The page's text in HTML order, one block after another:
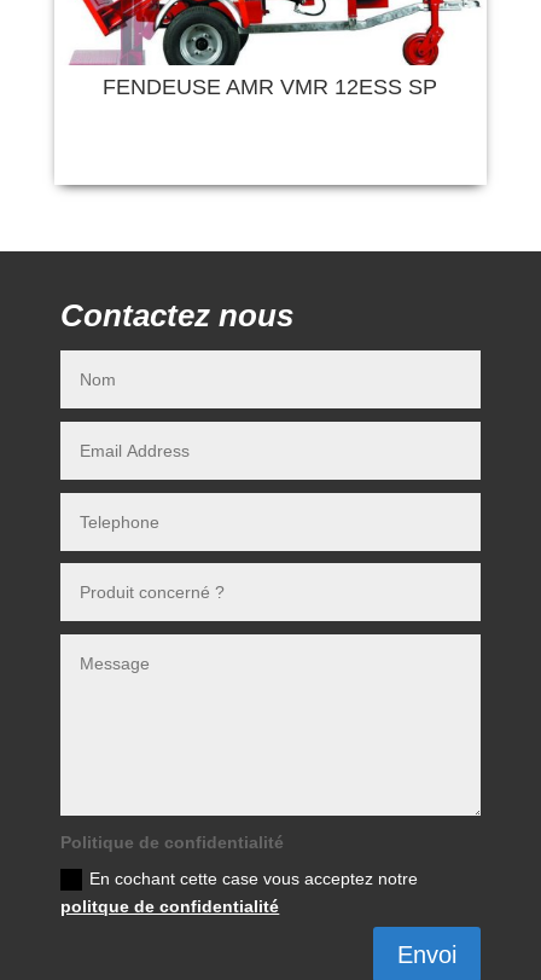
FENDEUSE AMR VMR 12ESS SP
Contactez nous
Politique de confidentialité
En cochant cette case vous acceptez notre
politque de confidentialité
Envoi